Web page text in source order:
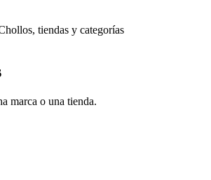
tiendas y categorías
marca o una tienda.